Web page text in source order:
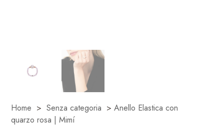
Home > Senza categoria > Anello Elastica con
quarzo rosa | Mimí